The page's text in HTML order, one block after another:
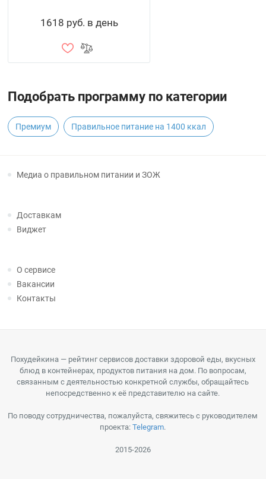
1618 руб. в день
Подобрать программу по категории
Премиум Правильное питание на 1400 ккал
Медиа о правильном питании и ЗОЖ
Доставкам
Виджет
О сервисе
Вакансии
Контакты
Похудейкина — рейтинг сервисов доставки здоровой еды, вкусных
блюд в контейнерах, продуктов питания на дом. По вопросам,
связанным с деятельностью конкретной службы, обращайтесь
непосредственно к её представителю на сайте.
По поводу сотрудничества, пожалуйста, свяжитесь с руководителем
проекта:Telegram.
2015-2026